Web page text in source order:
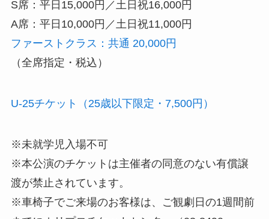
S席：平日15,000円／土日祝16,000円
A席：平日10,000円／土日祝11,000円
ファーストクラス：共通 20,000円
（全席指定・税込）
U-25チケット（25歳以下限定・7,500円）
※未就学児入場不可
※本公演のチケットは主催者の同意のない有償譲
渡が禁止されています。
※車椅子でご来場のお客様は、ご観劇日の1週間前